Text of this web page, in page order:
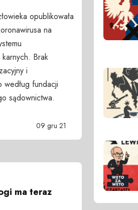
opublikowała
na
Brak
i
według fundacji
sądownictwa.
09 gru 21
ma teraz